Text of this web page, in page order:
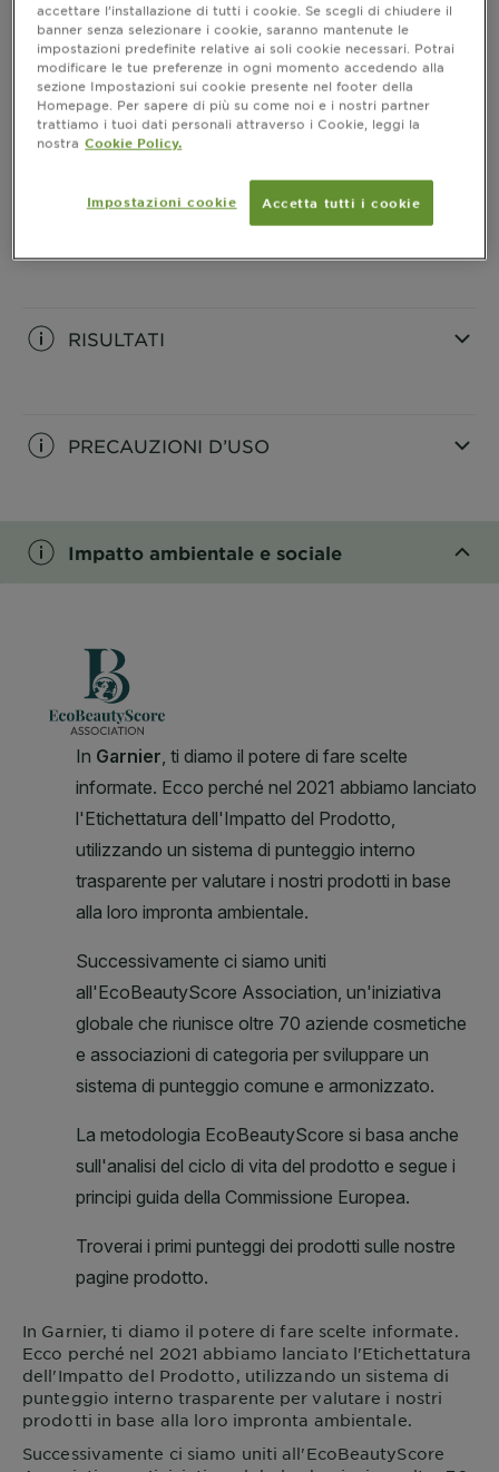
COME SI USA
CLOSE SUBPANEL
INFORMAZIONI PRODOTTO
RISULTATI
PRECAUZIONI D’USO
Impatto ambientale e sociale
In Garnier, ti diamo il potere di fare scelte informate.
Ecco perché nel 2021 abbiamo lanciato l'Etichettatura
dell'Impatto del Prodotto, utilizzando un sistema di
punteggio interno trasparente per valutare i nostri
prodotti in base alla loro impronta ambientale.
Successivamente ci siamo uniti all'EcoBeautyScore
accettare l’installazione di tutti i cookie. Se scegli di chiudere il
banner senza selezionare i cookie, saranno mantenute le
impostazioni predefinite relative ai soli cookie necessari. Potrai
modificare le tue preferenze in ogni momento accedendo alla
sezione Impostazioni sui cookie presente nel footer della
Homepage. Per sapere di più su come noi e i nostri partner
trattiamo i tuoi dati personali attraverso i Cookie, leggi la
nostra Cookie Policy.
Impostazioni cookie Accetta tutti i cookie